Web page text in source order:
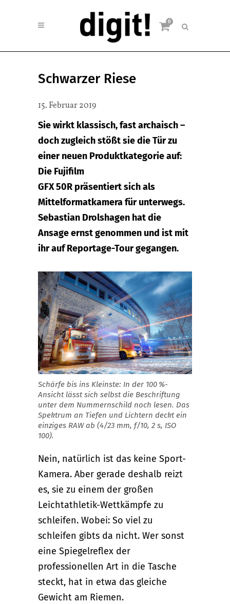
0
Schwarzer Riese
15. Februar 2019
Sie wirkt klassisch, fast archaisch –
doch zugleich stößt sie die Tür zu
einer neuen Produktkategorie auf:
Die Fujifilm
GFX 50R präsentiert sich als
Mittelformatkamera für unterwegs.
Sebastian Drolshagen hat die
Ansage ernst genommen und ist mit
ihr auf Reportage-Tour gegangen.
Schärfe bis ins Kleinste: In der 100 %-
Ansicht lässt sich selbst die Beschriftung
unter dem Nummernschild noch lesen. Das
Spektrum an Tiefen und Lichtern deckt ein
einziges RAW ab (4/23 mm, f/10, 2 s, ISO
100).
Nein, natürlich ist das keine Sport-
Kamera. Aber gerade deshalb reizt
es, sie zu einem der großen
Leichtathletik-Wettkämpfe zu
schleifen. Wobei: So viel zu
schleifen gibts da nicht. Wer sonst
eine Spiegelreflex der
professionellen Art in die Tasche
steckt, hat in etwa das gleiche
Gewicht am Riemen.